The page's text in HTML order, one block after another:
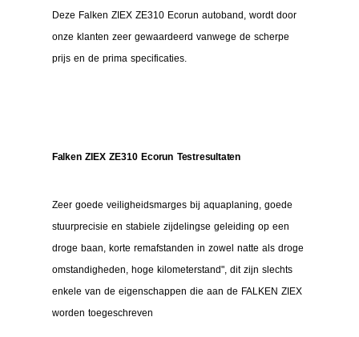
Deze Falken ZIEX ZE310 Ecorun autoband, wordt door
onze klanten zeer gewaardeerd vanwege de scherpe
prijs en de prima specificaties.
Falken ZIEX ZE310 Ecorun Testresultaten
Zeer goede veiligheidsmarges bij aquaplaning, goede
stuurprecisie en stabiele zijdelingse geleiding op een
droge baan, korte remafstanden in zowel natte als droge
omstandigheden, hoge kilometerstand", dit zijn slechts
enkele van de eigenschappen die aan de FALKEN ZIEX
worden toegeschreven